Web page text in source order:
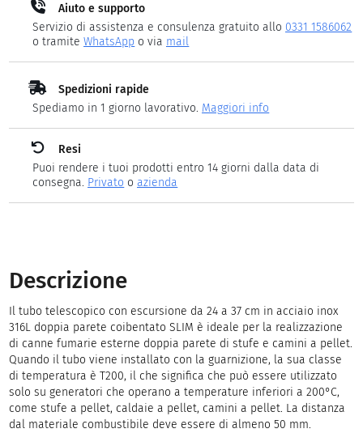
Aiuto e supporto
Servizio di assistenza e consulenza gratuito allo 0331 1586062
o tramiteWhatsApp o via mail
Spedizioni rapide
Spediamo in 1 giorno lavorativo. Maggiori info
Resi
Puoi rendere i tuoi prodotti entro 14 giorni dalla data di
consegna. Privato oazienda
Descrizione
Il tubo telescopico con escursione da 24 a 37 cm in acciaio inox
316L doppia parete coibentato SLIM è ideale per la realizzazione
di canne fumarie esterne doppia parete di stufe e camini a pellet.
Quando il tubo viene installato con la guarnizione, la sua classe
di temperatura è T200, il che significa che può essere utilizzato
solo su generatori che operano a temperature inferiori a 200°C,
come stufe a pellet, caldaie a pellet, camini a pellet. La distanza
dal materiale combustibile deve essere di almeno 50 mm.